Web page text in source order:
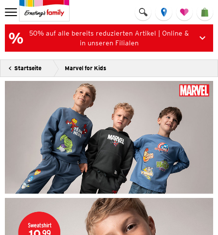
50% auf alle bereits reduzierten Artikel | Online &
in unseren Filialen
Startseite Marvel for Kids